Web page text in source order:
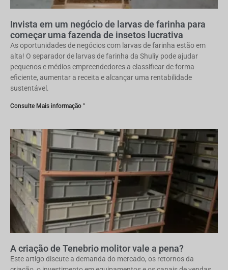
Invista em um negócio de larvas de farinha para
começar uma fazenda de insetos lucrativa
As oportunidades de negócios com larvas de farinha estão em
alta! O separador de larvas de farinha da Shuliy pode ajudar
pequenos e médios empreendedores a classificar de forma
eficiente, aumentar a receita e alcançar uma rentabilidade
sustentável.
Consulte Mais informação "
A criação de Tenebrio molitor vale a pena?
Este artigo discute a demanda do mercado, os retornos da